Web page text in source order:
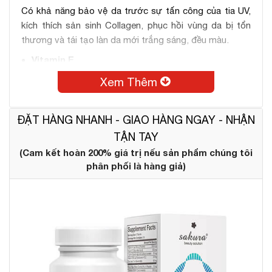
Có khả năng bảo vệ da trước sự tấn công của tia UV,
kích thích sản sinh Collagen, phục hồi vùng da bị tổn
thương và tái tạo làn da mới trắng sáng, đều màu.
Vitamin E
Tăng sức đề kháng cho da để tránh được những tác
nhân gây lão hóa, làm chậm quá quá trình lõa hóa.
Ngoài ra Vitamin E cũng giúp thúc đẩy quá trình sản
sinh Collagen để trị thâm và trị sẹo hiệu quả.
Giúp chống oxy hóa hơn gấp nhiều lần nhờ kiểm soát
Homocysteine – tác nhân liên quan đến vấn đề oxy hóa
gốc tự do mất ổn định dẫn đến sự xuất hiện của mụn.
Xem Thêm
ĐẶT HÀNG NHANH - GIAO HÀNG NGAY - NHẬN
TẬN TAY
(Cam kết hoàn 200% giá trị nếu sản phẩm chúng tôi
phân phối là hàng giả)